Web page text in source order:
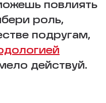
повлиять
роль,
подругам,
действуй.